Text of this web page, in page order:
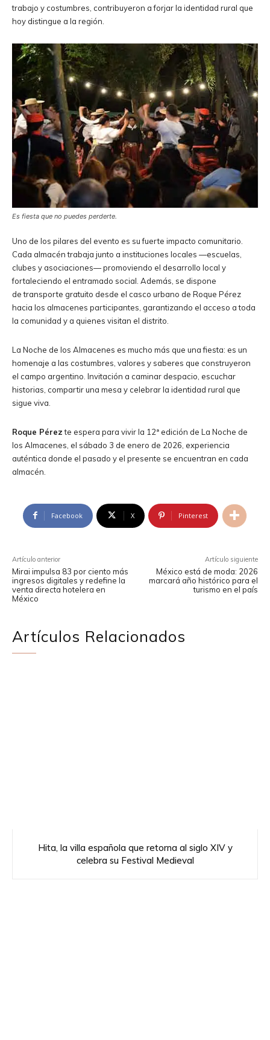
trabajo y costumbres, contribuyeron a forjar la identidad rural que
hoy distingue a la región.
Es fiesta que no puedes perderte.
Uno de los pilares del evento es su fuerte impacto comunitario.
Cada almacén trabaja junto a instituciones locales —escuelas,
clubes y asociaciones— promoviendo el desarrollo local y
fortaleciendo el entramado social. Además, se dispone
de transporte gratuito desde el casco urbano de Roque Pérez
hacia los almacenes participantes, garantizando el acceso a toda
la comunidad y a quienes visitan el distrito.
La Noche de los Almacenes es mucho más que una fiesta: es un
homenaje a las costumbres, valores y saberes que construyeron
el campo argentino. Invitación a caminar despacio, escuchar
historias, compartir una mesa y celebrar la identidad rural que
sigue viva.
Roque Pérezte espera para vivir la 12ª edición de La Noche de
los Almacenes, el sábado 3 de enero de 2026, experiencia
auténtica donde el pasado y el presente se encuentran en cada
almacén.
Facebook X Pinterest
Artículo anterior
Mirai impulsa 83 por ciento más
ingresos digitales y redefine la
venta directa hotelera en
México
Artículo siguiente
México está de moda: 2026
marcará año histórico para el
turismo en el país
Artículos Relacionados
Hita, la villa española que retorna al siglo XIV y
celebra su Festival Medieval